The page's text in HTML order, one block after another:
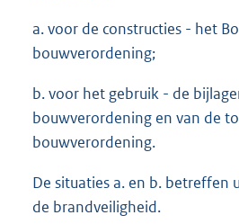
a. voor de constructies - het
bouwverordening;
b. voor het gebruik - de
bouwverordening en van de
bouwverordening.
De situaties a. en b. betreffen
de brandveiligheid.